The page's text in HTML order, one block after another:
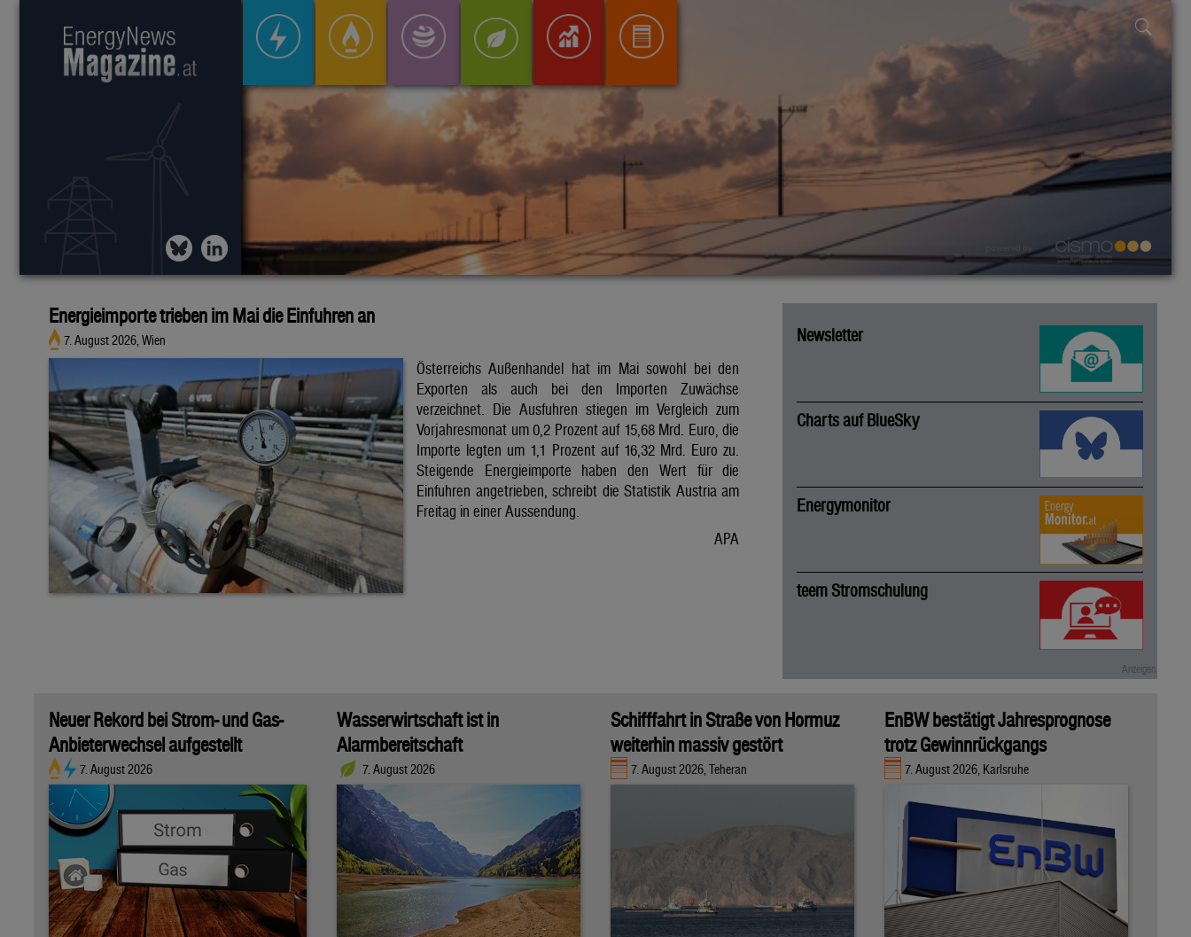
Energieimporte trieben im Mai die Einfuhren an
7. August 2026, Wien
Österreichs Außenhandel hat im Mai sowohl bei den
Exporten als auch bei den Importen Zuwächse
verzeichnet. Die Ausfuhren stiegen im Vergleich zum
Vorjahresmonat um 0,2 Prozent auf 15,68 Mrd. Euro, die
Importe legten um 1,1 Prozent auf 16,32 Mrd. Euro zu.
Steigende Energieimporte haben den Wert für die
Einfuhren angetrieben, schreibt die Statistik Austria am
Freitag in einer Aussendung.
APA
Newsletter
Charts auf BlueSky
Energymonitor
teem Stromschulung
Neuer Rekord bei Strom- und Gas-
Anbieterwechsel aufgestellt
7. August 2026
Wasserwirtschaft ist in
Alarmbereitschaft
7. August 2026
Schifffahrt in Straße von Hormuz
weiterhin massiv gestört
7. August 2026, Teheran
EnBW bestätigt Jahresprognose
trotz Gewinnrückgangs
7. August 2026, Karlsruhe